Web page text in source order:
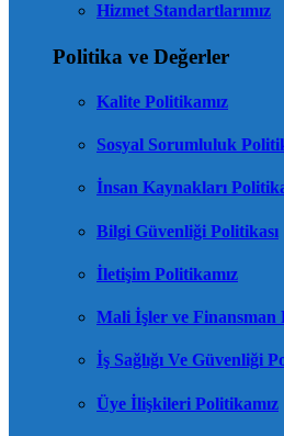
Hizmet Standartlarımız
Politika ve Değerler
Kalite Politikamız
Sosyal Sorumluluk
İnsan Kaynakları
Bilgi Güvenliği Politikası
İletişim Politikamız
Mali İşler ve Finansman
İş Sağlığı Ve Güvenliği
Üye İlişkileri Politikamız